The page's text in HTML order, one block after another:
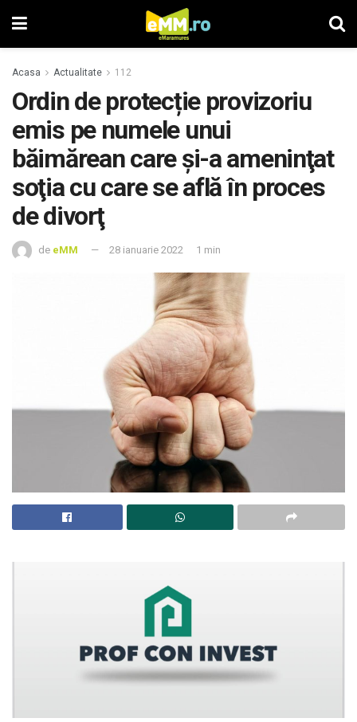
Acasa Actualitate 112
Ordin de protecție provizoriu
emis pe numele unui
băimărean care şi-a ameninţat
soţia cu care se află în proces
de divorţ
de eMM 28 ianuarie 2022 1 min